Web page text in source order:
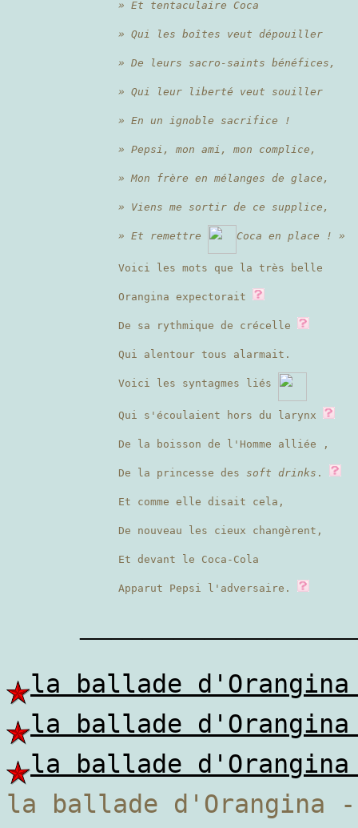
» Et tentaculaire Coca
» Qui les boîtes veut dépouiller
» De leurs sacro-saints bénéfices,
» Qui leur liberté veut souiller
» En un ignoble sacrifice !
» Pepsi, mon ami, mon complice,
» Mon frère en mélanges de glace,
» Viens me sortir de ce supplice,
» Et remettre Coca en place ! »
Voici les mots que la très belle
Orangina expectorait
De sa rythmique de crécelle
Qui alentour tous alarmait.
Voici les syntagmes liés
Qui s'écoulaient hors du larynx
De la boisson de l'Homme alliée ,
De la princesse des soft drinks .
Et comme elle disait cela,
De nouveau les cieux changèrent,
Et devant le Coca-Cola
Apparut Pepsi l'adversaire.
la ballade
la ballade
la ballade
la ballade d'Orangina